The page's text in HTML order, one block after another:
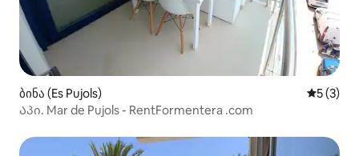
ბინა (Es Pujols)
5 (3)
Აპი. Mar de Pujols - RentFormentera .com